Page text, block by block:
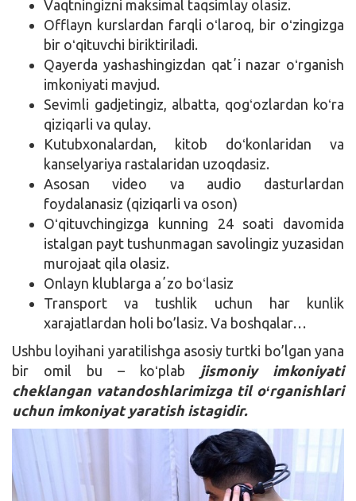
Vaqtningizni maksimal taqsimlay olasiz.
Offlayn kurslardan farqli oʻlaroq, bir oʻzingizga
bir oʻqituvchi biriktiriladi.
Qayerda yashashingizdan qatʼi nazar oʻrganish
imkoniyati mavjud.
Sevimli gadjetingiz, albatta, qogʻozlardan koʻra
qiziqarli va qulay.
Kutubxonalardan, kitob doʻkonlaridan va
kanselyariya rastalaridan uzoqdasiz.
Asosan video va audio dasturlardan
foydalanasiz (qiziqarli va oson)
Oʻqituvchingizga kunning 24 soati davomida
istalgan payt tushunmagan savolingiz yuzasidan
murojaat qila olasiz.
Onlayn klublarga aʼzo boʻlasiz
Transport va tushlik uchun har kunlik
xarajatlardan holi bo’lasiz. Va boshqalar…
Ushbu loyihani yaratilishga asosiy turtki bo’lgan yana
bir omil bu – koʻplab jismoniy imkoniyati
cheklangan vatandoshlarimizga til oʻrganishlari
uchun imkoniyat yaratish istagidir.